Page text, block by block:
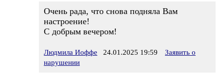
Очень рада, что снова подняла Вам
настроение!
С добрым вечером!
Людмила Иоффе 24.01.2025 19:59
Заявить о
нарушении